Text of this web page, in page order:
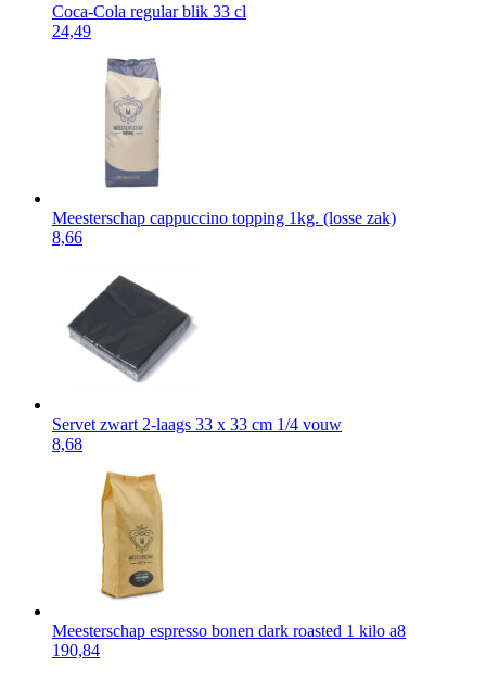
Coca-Cola regular blik 33 cl
24,49
Meesterschap cappuccino topping 1kg. (losse zak)
8,66
Servet zwart 2-laags 33 x 33 cm 1/4 vouw
8,68
Meesterschap espresso bonen dark roasted 1 kilo a8
190,84